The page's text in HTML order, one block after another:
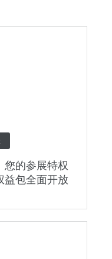
您的参展特权
益包全面开放